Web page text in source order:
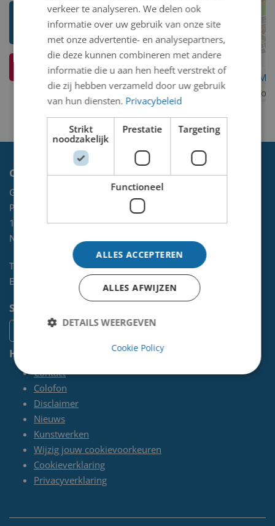
Toon mij meer werken van Carla
Rodenberg
Ik weet meer over dit kunstwerk
Contact
Gemeente Velsen
Postbus 465
1970 AL IJMUIDEN
NL
Telefoon:
0255-567 200
E-mail:
kunst@velsen.nl
Socials
Handige pagina's
Contact
Colofon
Disclaimer
Nieuws
Kunstwerken
Wijzig jouw cookievoorkeuren
Cookieverklaring
Privacyverklaring
verkeer te analyseren. We delen ook
informatie over uw gebruik van onze site
met onze advertentie- en analysepartners,
die deze kunnen combineren met andere
informatie die u aan hen heeft verstrekt of
die zij hebben verzameld door uw gebruik
van hun diensten. Privacybeleid
Strikt
noodzakelijk
Prestatie Targeting
Functioneel
ALLES ACCEPTEREN
ALLES AFWIJZEN
DETAILS WEERGEVEN
Cookie Policy